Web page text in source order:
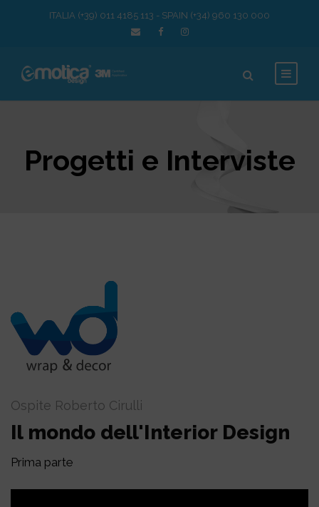
ITALIA (+39) 011 4185 113 - SPAIN (+34) 960 130 000
Progetti e Interviste
Ospite Roberto Cirulli
Il mondo dell'Interior Design
Prima parte